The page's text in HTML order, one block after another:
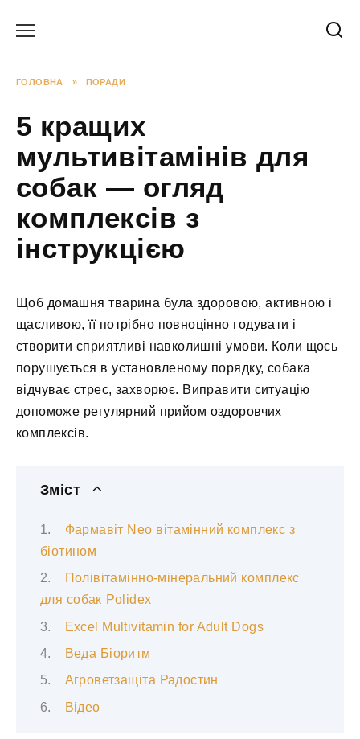
ГОЛОВНА » ПОРАДИ
5 кращих
мультивітамінів для
собак — огляд
комплексів з
інструкцією
Щоб домашня тварина була здоровою, активною і
щасливою, її потрібно повноцінно годувати і
створити сприятливі навколишні умови. Коли щось
порушується в установленому порядку, собака
відчуває стрес, захворює. Виправити ситуацію
допоможе регулярний прийом оздоровчих
комплексів.
Зміст
Фармавіт Neo вітамінний комплекс з
біотином
Полівітамінно-мінеральний комплекс
для собак Polidex
Excel Multivitamin for Adult Dogs
Веда Біоритм
Агроветзащіта Радостин
Відео